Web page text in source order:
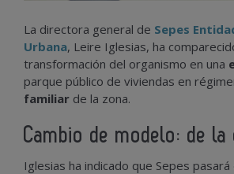
La directora general de Sepes
Urbana, Leire Iglesias, ha
transformación del organismo en una
parque público de viviendas en
familiar de la zona.
Cambio de modelo: de
Iglesias ha indicado que Sepes